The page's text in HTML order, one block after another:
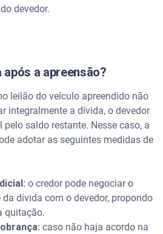
devedor.
a apreensão?
leilão do veículo apreendido não
integralmente a dívida, o devedor
pelo saldo restante. Nesse caso, a
adotar as seguintes medidas de
o credor pode negociar o
dívida com o devedor, propondo
quitação.
caso não haja acordo na